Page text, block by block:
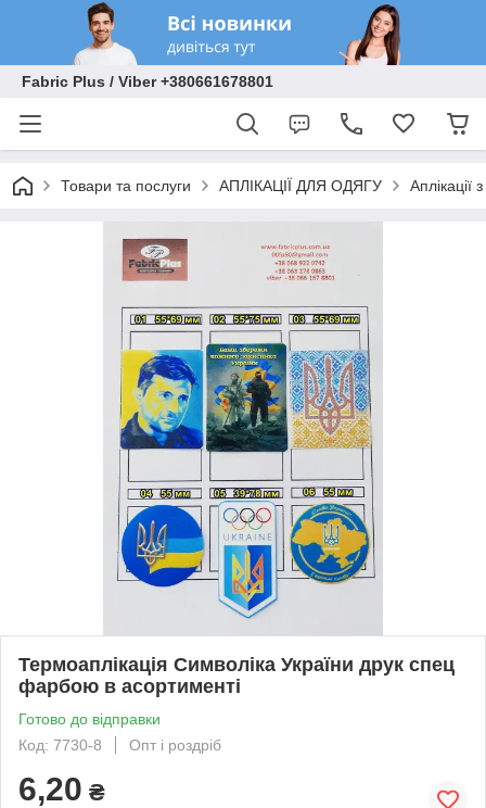
Fabric Plus / Viber +380661678801
Товари та послуги АПЛІКАЦІЇ ДЛЯ ОДЯГУ Аплікації
Термоаплікація Символіка України друк спец
фарбою в асортименті
Готово до відправки
Код: 7730-8
Опт і роздріб
6,20 ₴